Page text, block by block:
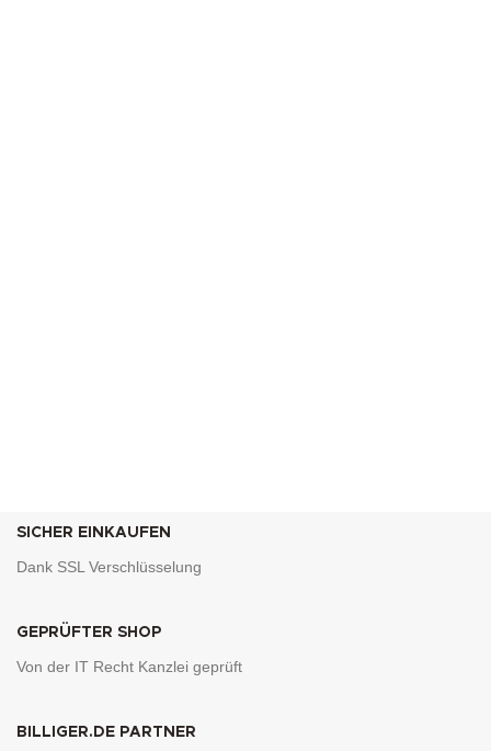
SICHER EINKAUFEN
Dank SSL Verschlüsselung
GEPRÜFTER SHOP
Von der IT Recht Kanzlei geprüft
BILLIGER.DE PARTNER